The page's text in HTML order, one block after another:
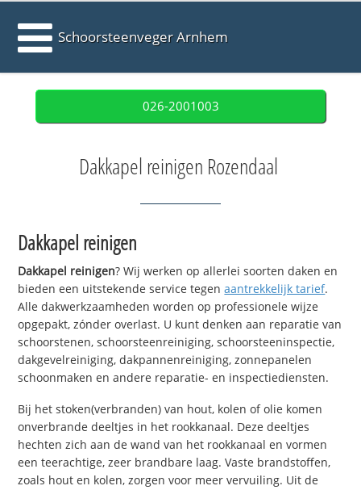
Schoorsteenveger Arnhem
026-2001003
Dakkapel reinigen Rozendaal
Dakkapel reinigen
Dakkapel reinigen? Wij werken op allerlei soorten daken en
bieden een uitstekende service tegenaantrekkelijk tarief.
Alle dakwerkzaamheden worden op professionele wijze
opgepakt, zónder overlast. U kunt denken aan reparatie van
schoorstenen, schoorsteenreiniging, schoorsteeninspectie,
dakgevelreiniging, dakpannenreiniging, zonnepanelen
schoonmaken en andere reparatie- en inspectiediensten.
Bij het stoken(verbranden) van hout, kolen of olie komen
onverbrande deeltjes in het rookkanaal. Deze deeltjes
hechten zich aan de wand van het rookkanaal en vormen
een teerachtige, zeer brandbare laag. Vaste brandstoffen,
zoals hout en kolen, zorgen voor meer vervuiling. Uit de